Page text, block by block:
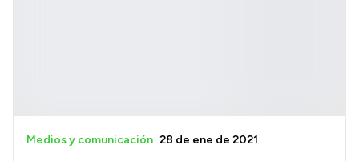
Medios y comunicación 28 de ene de 2021